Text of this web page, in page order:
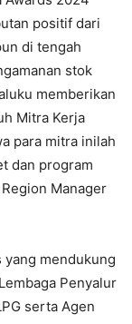
positif dari
di tengah
stok
memberikan
Mitra Kerja
para mitra inilah
dan program
Manager
yang mendukung
Penyalur
serta Agen